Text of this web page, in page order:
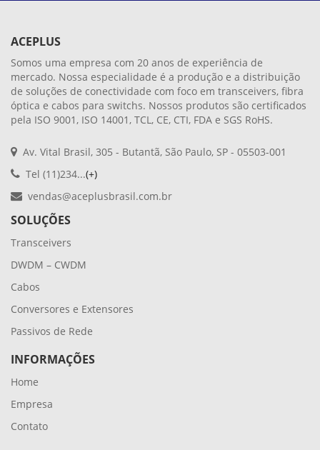
ACEPLUS
Somos uma empresa com 20 anos de experiência de
mercado. Nossa especialidade é a produção e a distribuição
de soluções de conectividade com foco em transceivers, fibra
óptica e cabos para switchs. Nossos produtos são certificados
pela ISO 9001, ISO 14001, TCL, CE, CTI, FDA e SGS RoHS.
Av. Vital Brasil, 305 - Butantã, São Paulo, SP - 05503-001
Tel (11)234...(+)
vendas@aceplusbrasil.com.br
SOLUÇÕES
Transceivers
DWDM – CWDM
Cabos
Conversores e Extensores
Passivos de Rede
INFORMAÇÕES
Home
Empresa
Contato